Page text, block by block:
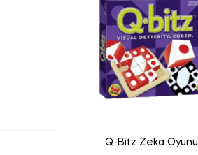
Q-Bitz Zeka Oyunu